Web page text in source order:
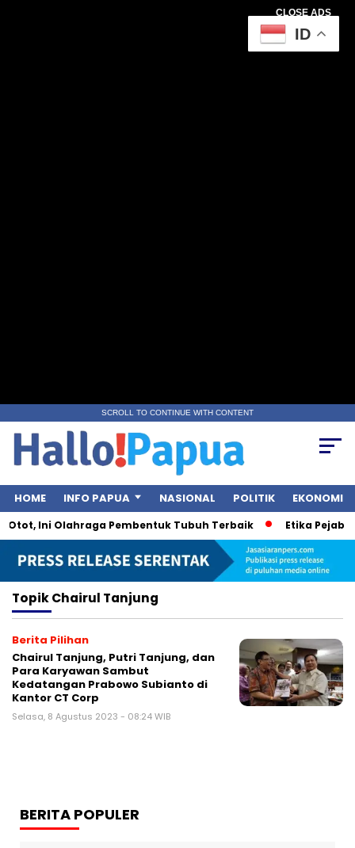
CLOSE ADS
SCROLL TO CONTINUE WITH CONTENT
HOME INFO PAPUA NASIONAL POLITIK EKONOMI
Ini Olahraga Pembentuk Tubuh Terbaik Etika
TopikChairul Tanjung
Berita Pilihan
Chairul Tanjung, Putri Tanjung, dan
Para Karyawan Sambut
Kedatangan Prabowo Subianto di
Kantor CT Corp
Selasa, 8 Agustus 2023 - 08:24 WIB
BERITA POPULER
ID